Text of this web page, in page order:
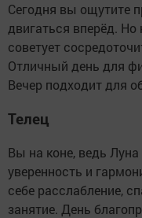
Сегодня вы ощутите
двигаться вперёд. Но
советует
Отличный день для
Вечер подходит для
Телец
Вы на коне, ведь
уверенность и
себе расслабление,
занятие. День